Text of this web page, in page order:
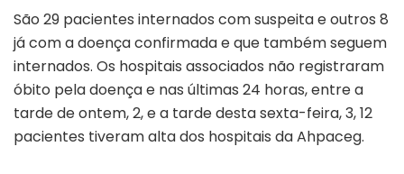
São 29 pacientes internados com suspeita e outros 8
já com a doença confirmada e que também seguem
internados. Os hospitais associados não registraram
óbito pela doença e nas últimas 24 horas, entre a
tarde de ontem, 2, e a tarde desta sexta-feira, 3, 12
pacientes tiveram alta dos hospitais da Ahpaceg.